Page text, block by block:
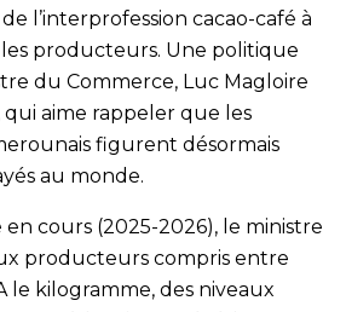
l’interprofession cacao-café à
producteurs. Une politique
du Commerce, Luc Magloire
aime rappeler que les
figurent désormais
au monde.
cours (2025-2026), le ministre
producteurs compris entre
le kilogramme, des niveaux